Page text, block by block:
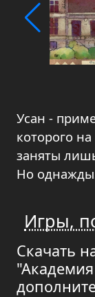
Усан -
которого
заняты
Но
Игры,
Скачать